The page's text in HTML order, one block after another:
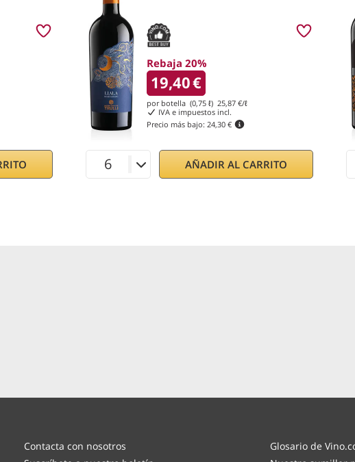
Rebaja 20%
19,40€
por botella (0,75 ℓ) 25,87 €/ℓ
IVA e impuestos incl.
Precio más bajo: 24,30 €
AÑADIR AL CARRITO
Contacta con nosotros
Glosario de